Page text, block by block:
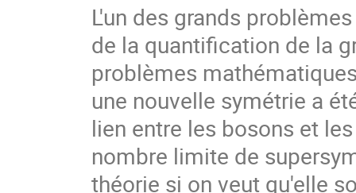
L'un des grands
de la quantification de la
problèmes
une nouvelle symétrie a
lien entre les bosons et
nombre limite de
théorie si on veut qu'elle